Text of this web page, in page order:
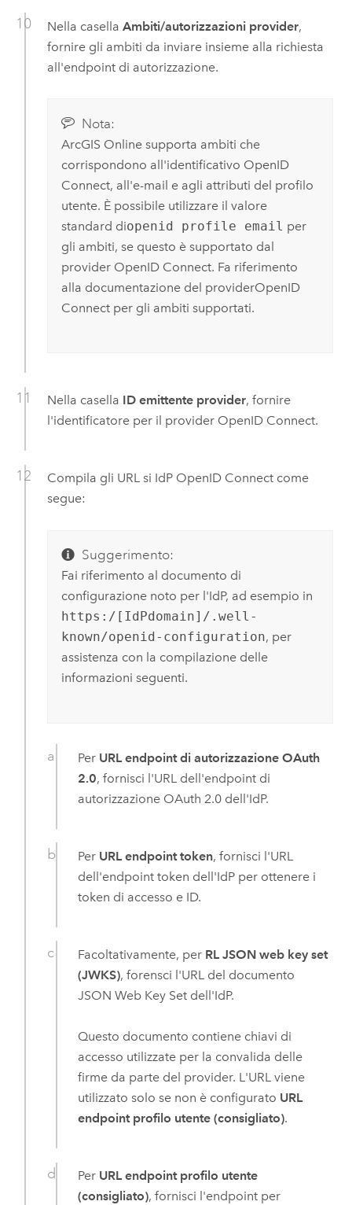
Nella casella Ambiti/autorizzazioni provider,
fornire gli ambiti da inviare insieme alla richiesta
all'endpoint di autorizzazione.
Nota:
ArcGIS Onlinesupporta ambiti che
corrispondono all'identificativo OpenID
Connect, all'e-mail e agli attributi del profilo
utente. È possibile utilizzare il valore
standard diopenid profile email per
gli ambiti, se questo è supportato dal
provider OpenID Connect. Fa riferimento
alla documentazione del providerOpenID
Connectper gli ambiti supportati.
Nella casella ID emittente provider, fornire
l'identificatore per il provider OpenID Connect.
Compila gli URL si IdP OpenID Connectcome
segue:
Suggerimento:
Fai riferimento al documento di
configurazione noto per l'IdP, ad esempio in
https:/[IdPdomain]/.well-
known/openid-configuration, per
assistenza con la compilazione delle
informazioni seguenti.
Per URL endpoint di autorizzazione OAuth
2.0, fornisci l'URL dell'endpoint di
autorizzazione OAuth 2.0 dell'IdP.
Per URL endpoint token, fornisci l'URL
dell'endpoint token dell'IdP per ottenere i
token di accesso e ID.
Facoltativamente, per RL JSON web key set
(JWKS), forensci l'URL del documento
JSON Web Key Set dell'IdP.
Questo documento contiene chiavi di
accesso utilizzate per la convalida delle
firme da parte del provider. L'URL viene
utilizzato solo se non è configurato URL
endpoint profilo utente (consigliato).
Per URL endpoint profilo utente
(consigliato), fornisci l'endpoint per